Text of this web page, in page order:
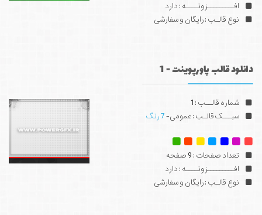
افـــــــــزونــــه : دارد
نوع قالـب : رایگان و سفارشی
دانلود قالب پاورپوینت - 1
شماره قالــب : 1
سبـــک قالـب : عمومی-7 رنگ
تعداد صفحات : 9 صفحه
افـــــــــزونــــه : دارد
نوع قالـب : رایگان و سفارشی